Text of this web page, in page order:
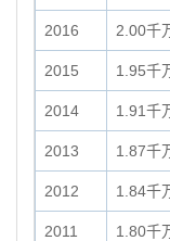
2016 2.00千
2015 1.95千
2014 1.91千
2013 1.87千
2012 1.84千
2011 1.80千